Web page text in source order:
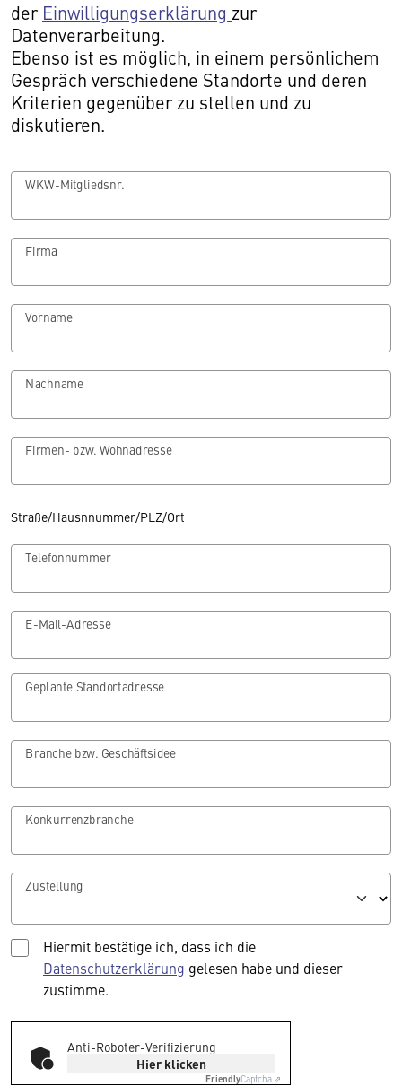
der Einwilligungserklärung zur
Datenverarbeitung.
Ebenso ist es möglich, in einem persönlichem
Gespräch verschiedene Standorte und deren
Kriterien gegenüber zu stellen und zu
diskutieren.
WKW-Mitgliedsnr.
Firma
Vorname
Nachname
Firmen- bzw. Wohnadresse
Straße/Hausnnummer/PLZ/Ort
Telefonnummer
E-Mail-Adresse
Geplante Standortadresse
Branche bzw. Geschäftsidee
Konkurrenzbranche
Zustellung
Hiermit bestätige ich, dass ich die
Datenschutzerklärung gelesen habe und dieser
zustimme.
Anti-Roboter-Verifizierung
Hier klicken
FriendlyCaptcha ⇗